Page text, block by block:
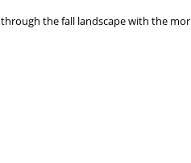
through the fall landscape with the